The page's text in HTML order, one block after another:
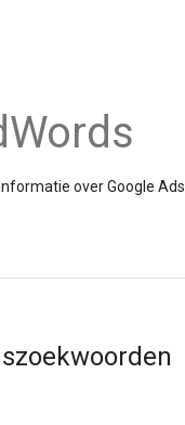
over Google Ads.